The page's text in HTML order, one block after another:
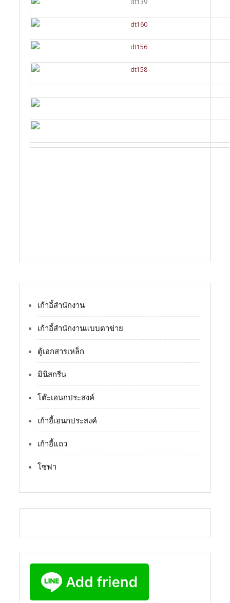
เก้าอี้สำนักงาน
เก้าอี้สำนักงานแบบตาข่าย
ตู้เอกสารเหล็ก
มินิสกรีน
โต๊ะเอนกประสงค์
เก้าอี้เอนกประสงค์
เก้าอี้แถว
โซฟา